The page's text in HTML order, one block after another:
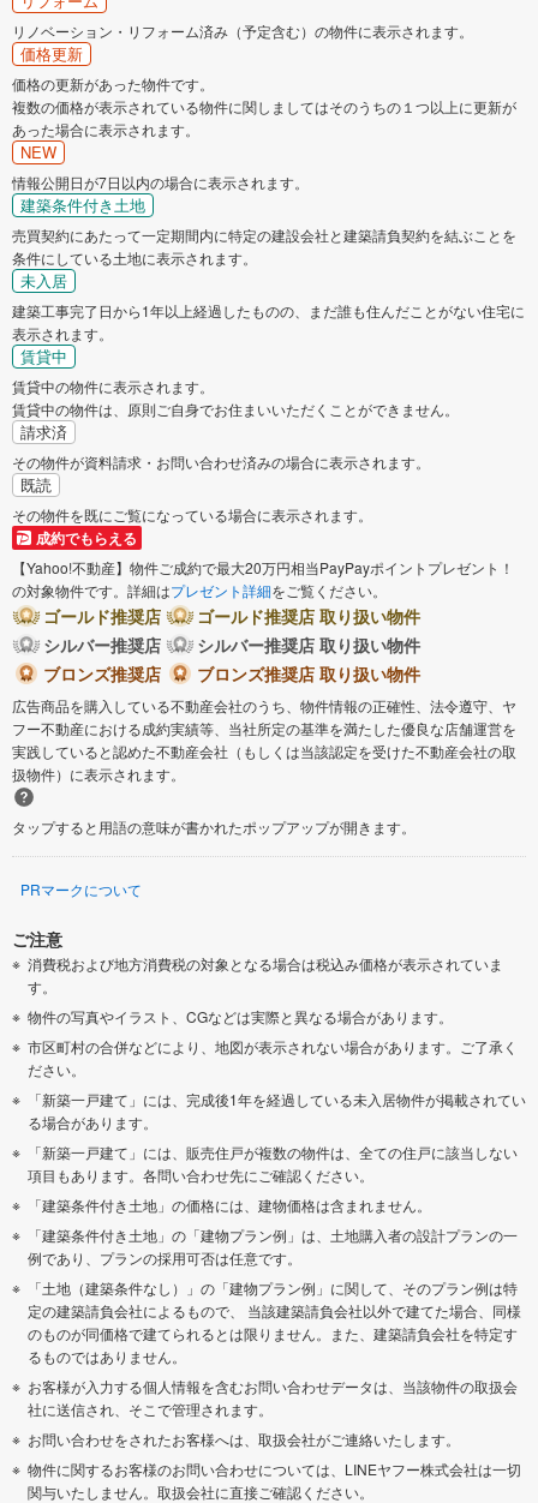
リノベーション・リフォーム済み（予定含む）の物件に表示されます。
価格更新
価格の更新があった物件です。
複数の価格が表示されている物件に関しましてはそのうちの１つ以上に更新が
あった場合に表示されます。
NEW
情報公開日が7日以内の場合に表示されます。
建築条件付き土地
売買契約にあたって一定期間内に特定の建設会社と建築請負契約を結ぶことを
条件にしている土地に表示されます。
未入居
建築工事完了日から1年以上経過したものの、まだ誰も住んだことがない住宅に
表示されます。
賃貸中
賃貸中の物件に表示されます。
賃貸中の物件は、原則ご自身でお住まいいただくことができません。
請求済
その物件が資料請求・お問い合わせ済みの場合に表示されます。
既読
その物件を既にご覧になっている場合に表示されます。
成約でもらえる
【Yahoo!不動産】物件ご成約で最大20万円相当PayPayポイントプレゼント！
の対象物件です。詳細はプレゼント詳細をご覧ください。
ゴールド推奨店
ゴールド推奨店 取り扱い物件
シルバー推奨店
シルバー推奨店 取り扱い物件
ブロンズ推奨店
ブロンズ推奨店 取り扱い物件
広告商品を購入している不動産会社のうち、物件情報の正確性、法令遵守、ヤ
フー不動産における成約実績等、当社所定の基準を満たした優良な店舗運営を
実践していると認めた不動産会社（もしくは当該認定を受けた不動産会社の取
扱物件）に表示されます。
タップすると用語の意味が書かれたポップアップが開きます。
PRマークについて
ご注意
消費税および地方消費税の対象となる場合は税込み価格が表示されていま
す。
物件の写真やイラスト、CGなどは実際と異なる場合があります。
市区町村の合併などにより、地図が表示されない場合があります。ご了承く
ださい。
「新築一戸建て」には、完成後1年を経過している未入居物件が掲載されてい
る場合があります。
「新築一戸建て」には、販売住戸が複数の物件は、全ての住戸に該当しない
項目もあります。各問い合わせ先にご確認ください。
「建築条件付き土地」の価格には、建物価格は含まれません。
「建築条件付き土地」の「建物プラン例」は、土地購入者の設計プランの一
例であり、プランの採用可否は任意です。
「土地（建築条件なし）」の「建物プラン例」に関して、そのプラン例は特
定の建築請負会社によるもので、 当該建築請負会社以外で建てた場合、同様
のものが同価格で建てられるとは限りません。また、建築請負会社を特定す
るものではありません。
お客様が入力する個人情報を含むお問い合わせデータは、当該物件の取扱会
社に送信され、そこで管理されます。
お問い合わせをされたお客様へは、取扱会社がご連絡いたします。
物件に関するお客様のお問い合わせについては、LINEヤフー株式会社は一切
関与いたしません。取扱会社に直接ご確認ください。